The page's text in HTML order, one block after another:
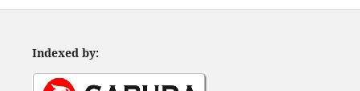
Indexed by: